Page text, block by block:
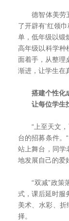
德智体美劳五
了开辟有‘红领
单，低年级以锻
高年级以科学种
面着手，从整理
渐进，让学生在
搭建个性化
让每位学生找
“上至天文，
台的招募条件。
站上舞台，同学
地发展自己的爱
“双减”政策落
式，课后延时服
美术、水彩、
择。